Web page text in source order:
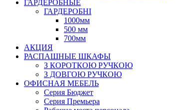
ГАРДЕРОБНЫЕ
ГАРДЕРОБНІ
1000мм
500 мм
700мм
АКЦИЯ
РАСПАШНЫЕ ШКАФЫ
З КОРОТКОЮ РУЧКОЮ
З ДОВГОЮ РУЧКОЮ
ОФИСНАЯ МЕБЕЛЬ
Серия Бюджет
Серия Премьера